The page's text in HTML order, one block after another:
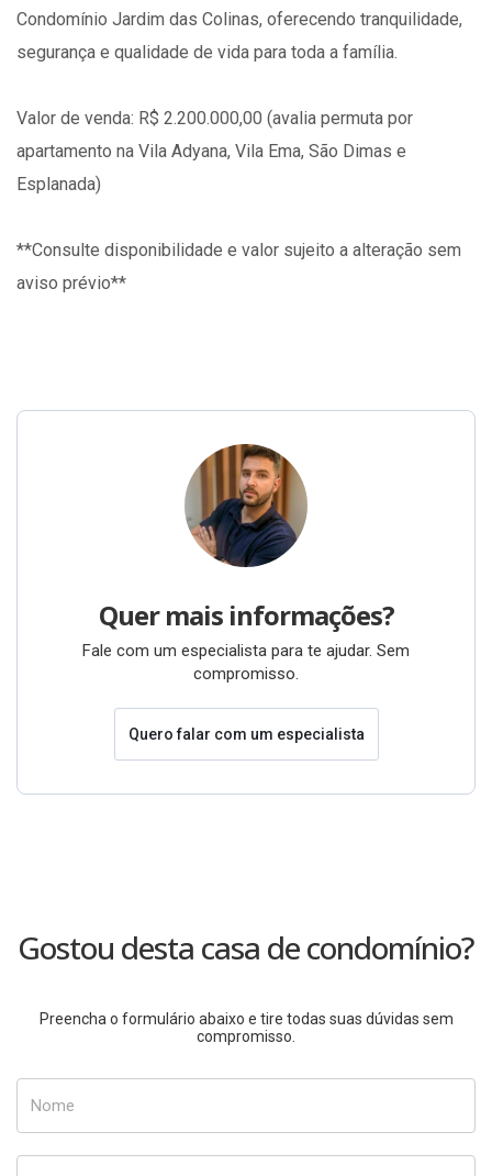
Condomínio Jardim das Colinas, oferecendo tranquilidade,
segurança e qualidade de vida para toda a família.
Valor de venda: R$ 2.200.000,00 (avalia permuta por
apartamento na Vila Adyana, Vila Ema, São Dimas e
Esplanada)
**Consulte disponibilidade e valor sujeito a alteração sem
aviso prévio**
Quer mais informações?
Fale com um especialista para te ajudar. Sem
compromisso.
Quero falar com um especialista
Gostou desta casa de condomínio?
Preencha o formulário abaixo e tire todas suas dúvidas sem
compromisso.